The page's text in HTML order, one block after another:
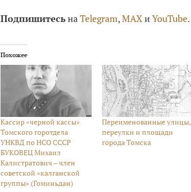
ПодпишитесьнаTelegram,MAXиYouTube.
Похожее
Кассир «черной кассы»
Томского горотдела
УНКВД по НСО СССР
БУКОВЕЦ Михаил
Калистратович – член
советской «калганской
группы» (Гоминьдан)
Переименованные улицы,
переулки и площади
города Томска